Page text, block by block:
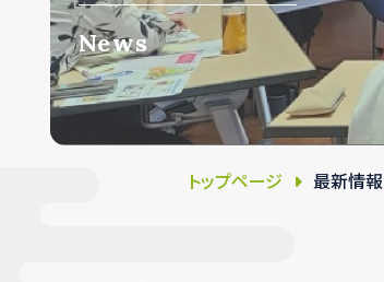
News
トップページ 最新情報